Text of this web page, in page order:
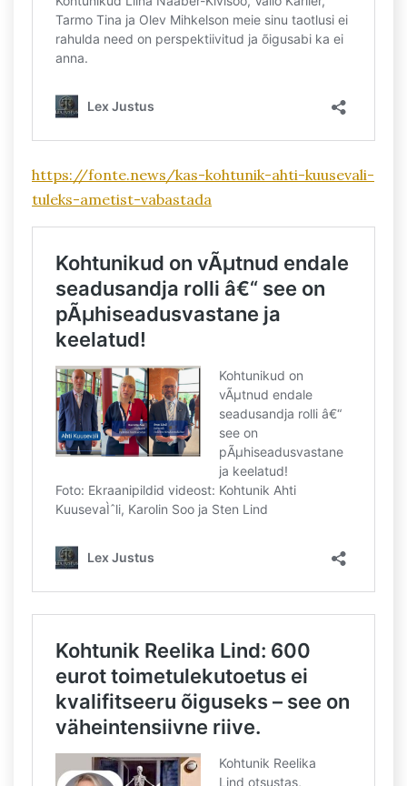
https://fonte.news/kas-kohtunik-ahti-kuusevali-
tuleks-ametist-vabastada